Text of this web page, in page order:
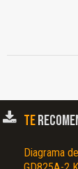
TE
Diagrama